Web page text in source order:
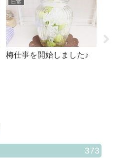
日常
梅仕事を開始しました♪
373